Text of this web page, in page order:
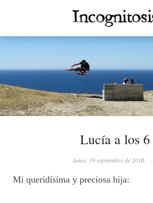
Lucía a los 6
lunes, 19 septiembre de 2016 ·
Mi queridísima y preciosa hija: